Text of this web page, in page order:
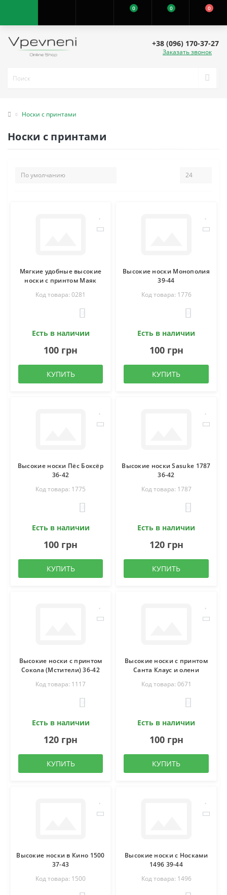
0 0 0
+38 (096) 170-37-27
Заказать звонок
Носки с принтами
Носки с принтами
Мягкие удобные высокие
носки с принтом Маяк
Код товара: 0281
Есть в наличии
100 грн
КУПИТЬ
Высокие носки Монополия
39-44
Код товара: 1776
Есть в наличии
100 грн
КУПИТЬ
Высокие носки Пёс Боксёр
36-42
Код товара: 1775
Есть в наличии
100 грн
КУПИТЬ
Высокие носки Sasuke 1787
36-42
Код товара: 1787
Есть в наличии
120 грн
КУПИТЬ
Высокие носки с принтом
Сокола (Мстители) 36-42
Код товара: 1117
Есть в наличии
120 грн
КУПИТЬ
Высокие носки с принтом
Санта Клаус и олени
Код товара: 0671
Есть в наличии
100 грн
КУПИТЬ
Высокие носки в Кино 1500
37-43
Код товара: 1500
Высокие носки c Носками
1496 39-44
Код товара: 1496